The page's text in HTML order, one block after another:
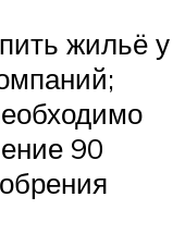
жильё у
90